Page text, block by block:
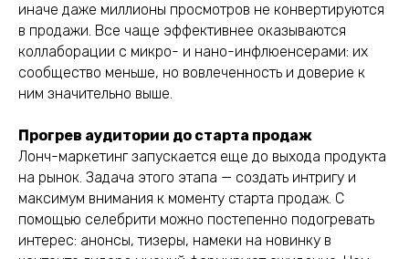
иначе даже миллионы просмотров не конвертируются
в продажи. Все чаще эффективнее оказываются
коллаборации с микро- и нано-инфлюенсерами: их
сообщество меньше, но вовлеченность и доверие к
ним значительно выше.
Прогрев аудитории до старта продаж
Лонч-маркетинг запускается еще до выхода продукта
на рынок. Задача этого этапа — создать интригу и
максимум внимания к моменту старта продаж. С
помощью селебрити можно постепенно подогревать
интерес: анонсы, тизеры, намеки на новинку в